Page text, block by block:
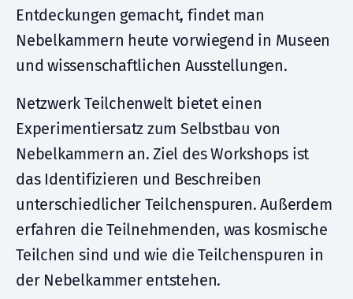
Entdeckungen gemacht, findet man
Nebelkammern heute vorwiegend in Museen
und wissenschaftlichen Ausstellungen.
Netzwerk Teilchenwelt bietet einen
Experimentiersatz zum Selbstbau von
Nebelkammern an. Ziel des Workshops ist
das Identifizieren und Beschreiben
unterschiedlicher Teilchenspuren. Außerdem
erfahren die Teilnehmenden, was kosmische
Teilchen sind und wie die Teilchenspuren in
der Nebelkammer entstehen.